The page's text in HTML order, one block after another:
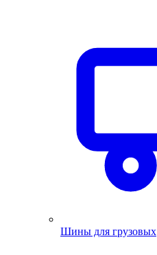
Шины для грузовых